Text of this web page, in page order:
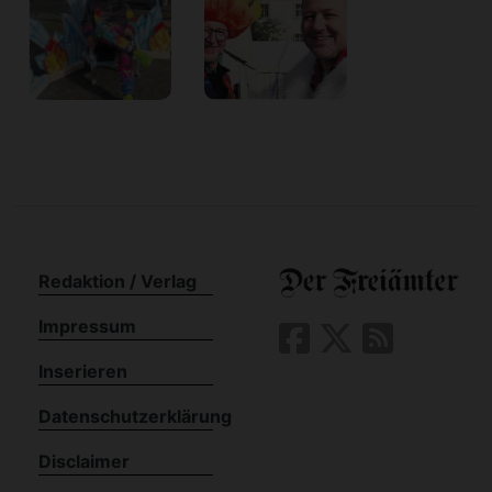
Redaktion / Verlag
Impressum
Inserieren
Datenschutzerklärung
Disclaimer